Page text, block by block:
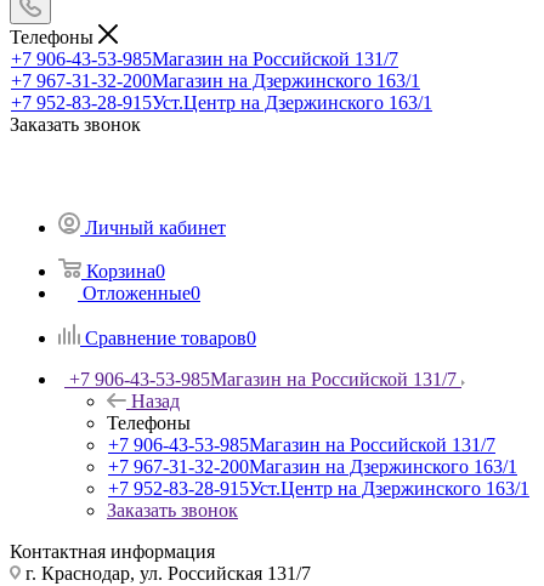
Телефоны
+7 906-43-53-985Магазин на Российской 131/7
+7 967-31-32-200Магазин на Дзержинского 163/1
+7 952-83-28-915Уст.Центр на Дзержинского 163/1
Заказать звонок
Личный кабинет
Корзина0
Отложенные0
Сравнение товаров0
+7 906-43-53-985Магазин на Российской 131/7
Назад
Телефоны
+7 906-43-53-985Магазин на Российской 131/7
+7 967-31-32-200Магазин на Дзержинского 163/1
+7 952-83-28-915Уст.Центр на Дзержинского 163/1
Заказать звонок
Контактная информация
г. Краснодар, ул. Российская 131/7